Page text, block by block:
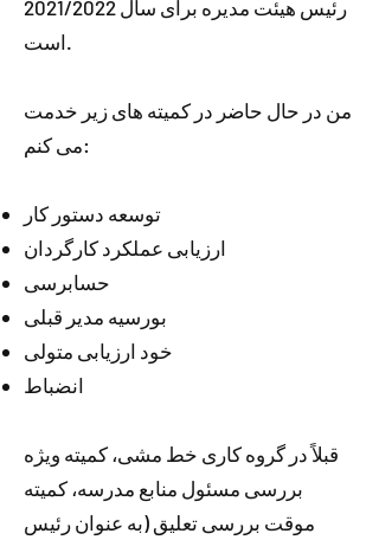
رئیس هیئت مدیره برای سال 2021/2022
است.
من در حال حاضر در کمیته های زیر خدمت
می کنم:
توسعه دستور کار
ارزیابی عملکرد کارگردان
حسابرسی
بورسیه مدیر قبلی
خود ارزیابی متولی
انضباط
قبلاً در گروه کاری خط مشی، کمیته ویژه
بررسی مسئول منابع مدرسه، کمیته
موقت بررسی تعلیق (به عنوان رئیس